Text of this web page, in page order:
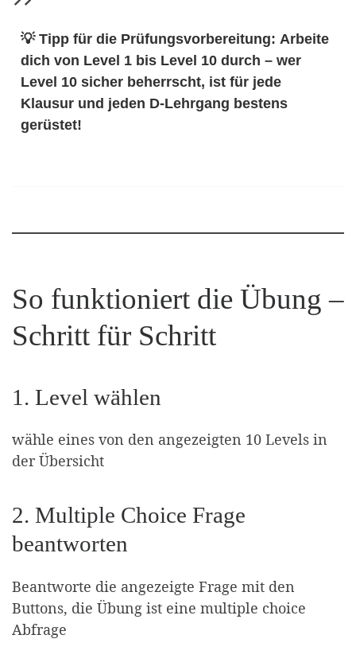
💡Tipp für die Prüfungsvorbereitung: Arbeite
dich von Level 1 bis Level 10 durch – wer
Level 10 sicher beherrscht, ist für jede
Klausur und jeden D-Lehrgang bestens
gerüstet!
So funktioniert die Übung –
Schritt für Schritt
1. Level wählen
wähle eines von den angezeigten 10 Levels in
der Übersicht
2. Multiple Choice Frage
beantworten
Beantworte die angezeigte Frage mit den
Buttons, die Übung ist eine multiple choice
Abfrage